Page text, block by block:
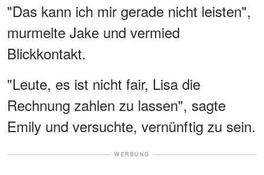
"Das kann ich mir gerade nicht leisten",
murmelte Jake und vermied
Blickkontakt.
"Leute, es ist nicht fair, Lisa die
Rechnung zahlen zu lassen", sagte
Emily und versuchte, vernünftig zu sein.
WERBUNG